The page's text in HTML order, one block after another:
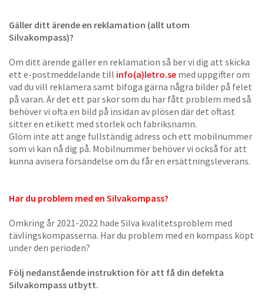
Gäller ditt ärende en reklamation (allt utom
Silvakompass)?
Om ditt ärende gäller en reklamation så ber vi dig att skicka
ett e-postmeddelande till info(a)letro.se med uppgifter om
vad du vill reklamera samt bifoga gärna några bilder på felet
på varan. Är det ett par skor som du har fått problem med så
behöver vi ofta en bild på insidan av plösen där det oftast
sitter en etikett med storlek och fabriksnamn.
Glöm inte att ange fullständig adress och ett mobilnummer
som vi kan nå dig på. Mobilnummer behöver vi också för att
kunna avisera försändelse om du får en ersättningsleverans.
Har du problem med en Silvakompass?
Omkring år 2021-2022 hade Silva kvalitetsproblem med
tävlingskompasserna. Har du problem med en kompass köpt
under den perioden?
Följ nedanstående instruktion för att få din defekta
Silvakompass utbytt.